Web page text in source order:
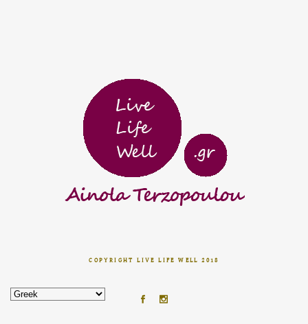
COPYRIGHT LIVE LIFE WELL 2018